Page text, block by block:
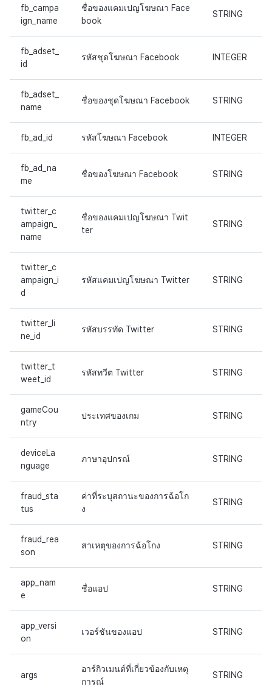
fb_campa
ign_name
ชื่อของแคมเปญโฆษณา Face
book
STRING
fb_adset_
id
รหัสชุดโฆษณา Facebook INTEGER
fb_adset_
name
ชื่อของชุดโฆษณา Facebook STRING
fb_ad_id รหัสโฆษณา Facebook INTEGER
fb_ad_na
me
ชื่อของโฆษณา Facebook STRING
twitter_c
ampaign_
name
ชื่อของแคมเปญโฆษณา Twit
ter
STRING
twitter_c
ampaign_i
d
รหัสแคมเปญโฆษณา Twitter STRING
twitter_li
ne_id
รหัสบรรทัด Twitter STRING
twitter_t
weet_id
รหัสทวีต Twitter STRING
gameCou
ntry
ประเทศของเกม STRING
deviceLa
nguage
ภาษาอุปกรณ์ STRING
fraud_sta
tus
ค่าที่ระบุสถานะของการฉ้อโก
ง
STRING
fraud_rea
son
สาเหตุของการฉ้อโกง STRING
app_nam
e
ชื่อแอป STRING
app_versi
on
เวอร์ชันของแอป STRING
args
อาร์กิวเมนต์ที่เกี่ยวข้องกับเหตุ
การณ์
STRING